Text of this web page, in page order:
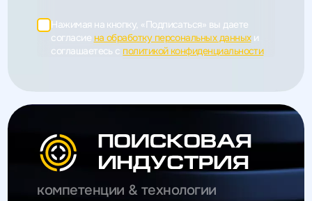
Нажимая на кнопку, «Подписаться» вы даете
согласие на обработку персональных данныхи
соглашаетесь c политикой конфиденциальности
компетенции & технологии